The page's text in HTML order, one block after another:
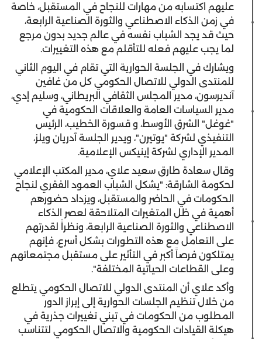
عليهم اكتسابه من مهارات للنجاح في المستقبل، خاصة
في زمن الذكاء الاصطناعي والثورة الصناعية الرابعة،
حيث قد يجد الشباب نفسه في عالم جديد بدون مرجع
لما يجب عليهم فعله للتأقلم مع هذه التغييرات.
ويشارك في الجلسة الحوارية التي تقام في اليوم الثاني
للمنتدى الدولي للاتصال الحكومي كل من غافين
آنديرسون، مدير المجلس الثقافي البريطاني، وسليم إدي،
مدير السياسات العامة والعلاقات الحكومية في
"غوغل" الشرق الأوسط، و قسورة الخطيب، الرئيس
التنفيذي لشركة "يوتيرن"، ويدير الجلسة آدريان ويلز،
المدير الإداري لشركة إينيكس الإعلامية.
وقال سعادة طارق سعيد علاي، مدير المكتب الإعلامي
لحكومة الشارقة: "يشكل الشباب العمود الفقري لنجاح
الحكومات في الحاضر والمستقبل، ويزداد حضورهم
أهمية في ظل المتغيرات المتلاحقة لعصر الذكاء
الاصطناعي والثورة الصناعية الرابعة، ونظراً لقدرتهم
على التعامل مع هذه التطورات بشكل أسرع، فإنهم
يمتلكون فرصاً أكبر في التأثير على مستقبل مجتمعاتهم
وعلى القطاعات الحياتية المختلفة".
وأكد علاي أن المنتدى الدولي للاتصال الحكومي يتطلع
من خلال تنظيم الجلسات الحوارية إلى إبراز الدور
المطلوب من الحكومات في تبني تغييرات جذرية في
هيكلة القيادات الحكومية والاتصال الحكومي لتتناسب